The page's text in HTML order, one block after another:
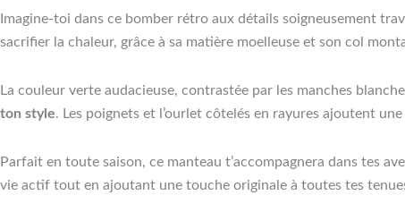
Imagine-toi dans ce bomber rétro aux détails soigneusement
sacrifier la chaleur, grâce à sa matière moelleuse et son col
La couleur verte audacieuse, contrastée par les manches
ton style. Les poignets et l’ourlet côtelés en rayures ajoutent
Parfait en toute saison, ce manteau t’accompagnera dans tes
vie actif tout en ajoutant une touche originale à toutes tes